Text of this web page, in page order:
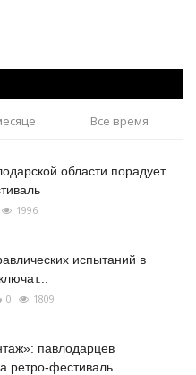
Все время
области порадует
1996
испытаний в
0 1809
павлодарцев
ретро-фестиваль